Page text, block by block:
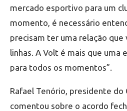
mercado esportivo para um
momento, é necessário
precisam ter uma relação que
linhas. A Volt é mais que uma
para todos os momentos”.
Rafael Tenório, presidente do
comentou sobre o acordo